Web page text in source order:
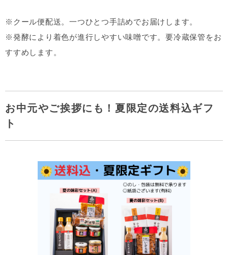
※クール便配送。一つひとつ手詰めでお届けします。
※発酵により着色が進行しやすい味噌です。要冷蔵保管をお
すすめします。
お中元やご挨拶にも！夏限定の送料込ギフ
ト